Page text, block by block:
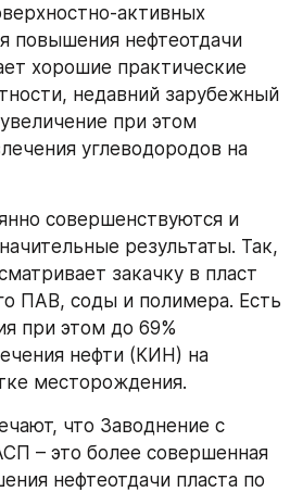
активных
повышения нефтеотдачи
хорошие практические
недавний зарубежный
при этом
углеводородов на
совершенствуются и
результаты. Так,
закачку в пласт
ПАВ, соды и полимера. Есть
при этом до 69%
нефти (КИН) на
месторождения.
что Заводнение с
– это более совершенная
нефтеотдачи пласта по